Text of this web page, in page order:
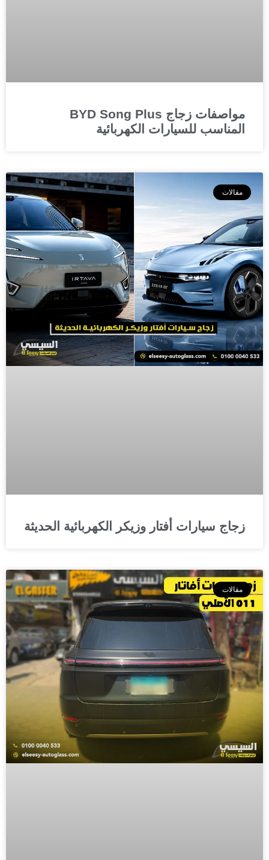
مواصفات زجاج BYD Song Plus
المناسب للسيارات الكهربائية
مقالات
زجاج سيارات أفتار وزيكر الكهربائية الحديثة
مقالات